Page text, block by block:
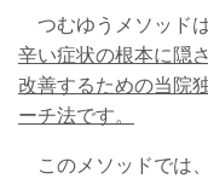
つむゆうメソッドは
辛い症状の根本に隠
改善するための当院
ーチ法です。
このメソッドでは、